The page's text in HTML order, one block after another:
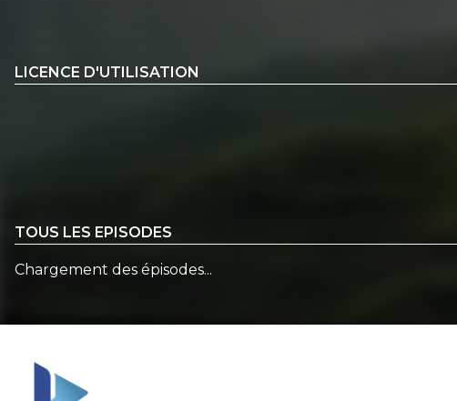
LICENCE D'UTILISATION
TOUS LES EPISODES
Chargement des épisodes...